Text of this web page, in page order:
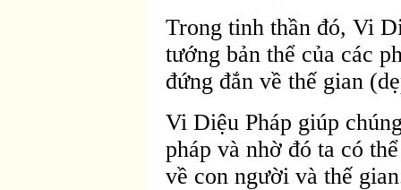
Trong tinh thần đó, Vi
tướng bản thể của các
đứng đắn về thế gian
Vi Diệu Pháp giúp
pháp và nhờ đó ta có
về con người và thế